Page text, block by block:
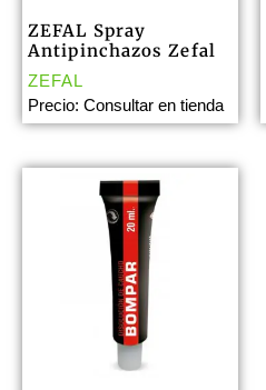
ZEFAL Spray
Antipinchazos Zefal
ZEFAL
Precio: Consultar en tienda